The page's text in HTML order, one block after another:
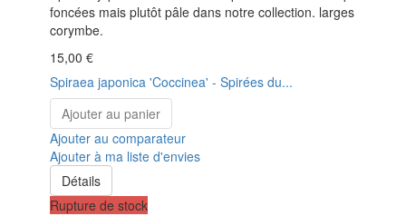
foncées mais plutôt pâle dans notre collection. larges
corymbe.
15,00 €
Spiraea japonica 'Coccinea' - Spirées du...
Ajouter au panier
Ajouter au comparateur
Ajouter à ma liste d'envies
Détails
Rupture de stock